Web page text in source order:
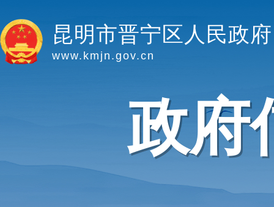
昆明市晋宁区人民政府
www.kmjn.gov.cn
政府